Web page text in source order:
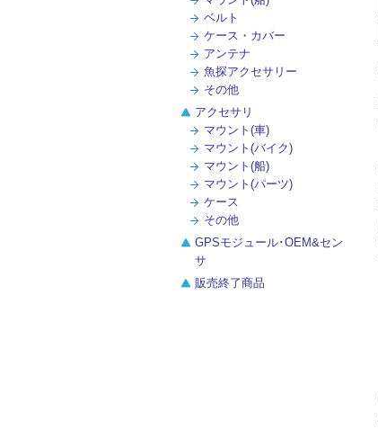
ベルト
ケース・カバー
アンテナ
魚探アクセサリー
その他
アクセサリ
マウント(車)
マウント(バイク)
マウント(船)
マウント(パーツ)
ケース
その他
GPSモジュール･OEM&セン
サ
販売終了商品